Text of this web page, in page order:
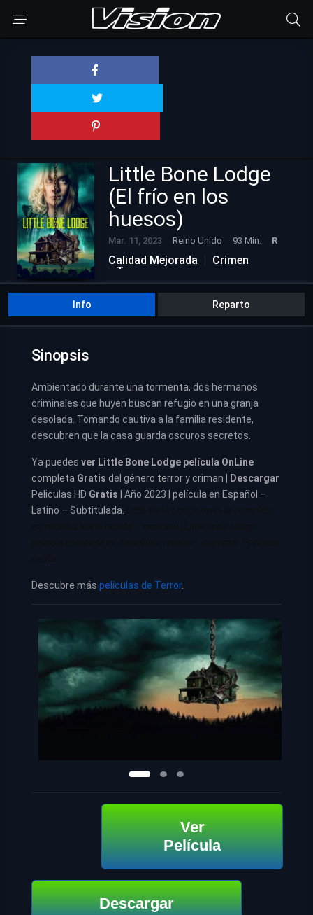
Little Bone Lodge
(El frío en los
huesos)
Mar. 11, 2023 Reino Unido 93 Min. R
Calidad Mejorada
Crimen
Terror
Info Reparto
Sinopsis
Ambientado durante una tormenta, dos hermanos
criminales que huyen buscan refugio en una granja
desolada. Tomando cautiva a la familia residente,
descubren que la casa guarda oscuros secretos.
Ya puedes ver Little Bone Lodge película OnLine
completa Gratis del género terror y criman |
Descargar
Peliculas HD Gratis | Año 2023 | película en Español –
Latino – Subtitulada.
Descubre más películas de Terror.
Ver
Película
Descargar